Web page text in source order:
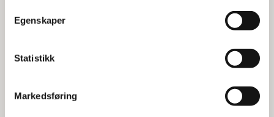
Egenskaper
Statistikk
Markedsføring
Organisasjonsutvikler
45803380
irenesandmos@g